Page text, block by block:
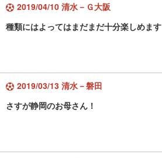
2019/04/10 清水－Ｇ大阪
種類にはよってはまだまだ十分楽しめます
2019/03/13 清水－磐田
さすが静岡のお母さん！